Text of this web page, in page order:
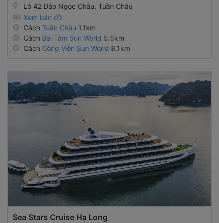
Lô 42 Đảo Ngọc Châu, Tuần Châu
Xem bản đồ
Cách Tuần Châu 1.1km
Cách Bãi Tắm Sun World 5.5km
Cách Công Viên Sun World 8.1km
Sea Stars Cruise Hạ Long